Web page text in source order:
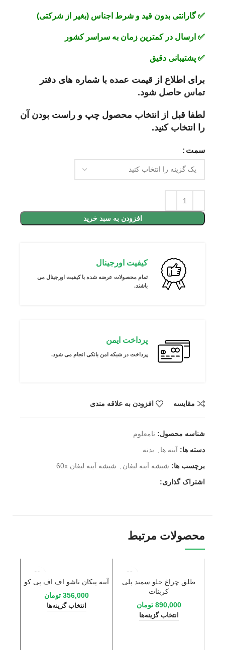
✅گارانتی بدون قید و شرط اجناس (بغیر از شرکتی)
✅ ارسال در کمترین زمان به سراسر کشور
✅ پشتیبانی دقیق
برای اطلاع از قیمت عمده با شماره های دفتر
تماس حاصل شود.
لطفا قبل از انتخاب محصول چپ و راست بودن آن
را انتخاب کنید.
سمت
افزودن به سبد خرید
کیفیت اورجینال
تمام محصولات عرضه شده با کیفیت اورجینال می
باشند.
پرداخت ایمن
پرداخت در شبکه امن بانکی انجام می شود.
مقايسه افزودن به علاقه مندی
شناسه محصول: نامعلوم
دسته ها: آینه ها
بدنه
برچسب ها: شیشه آینه لیفان
شیشه آینه لیفان 60x
اشتراک گذاری:
محصولات مرتبط
طلق چراغ جلو سمند پلی
کربنات
890,000 تومان
انتخاب گزینه‌ها
آینه پیکان تاشو اف اف پی کو
356,000 تومان
انتخاب گزینه‌ها